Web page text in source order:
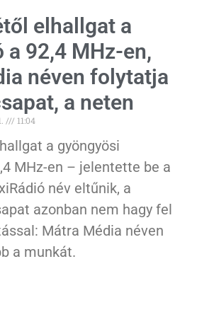
elhallgat a
a 92,4 MHz-en,
néven folytatja
a neten
11:04
a gyöngyösi
MHz-en – jelentette be a
név eltűnik, a
azonban nem hagy fel
Mátra Média néven
a munkát.